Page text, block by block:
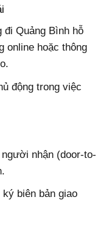
đi Quảng Bình hỗ
online hoặc thông
động trong việc
nhận (door-to-
biên bản giao